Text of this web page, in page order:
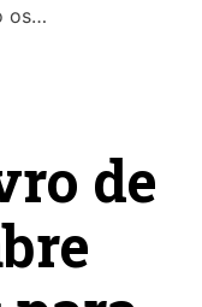
os…
de